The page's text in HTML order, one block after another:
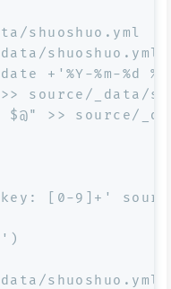
shuoshuo.yml
shuoshuo.yml
+'%Y-%m-%d
source/_data/
$@" >> source/
[0-9]+'
shuoshuo.yml